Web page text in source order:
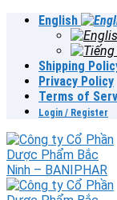
Skip
English
Shipping
Privacy Policy
Terms of
Login / Register